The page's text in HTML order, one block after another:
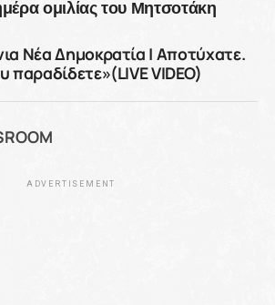
ομιλίας του Μητσοτάκη
Νέα Δημοκρατία | Αποτύχατε.
παραδίδετε»(LIVE VIDEO)
ADVERTISEMENT